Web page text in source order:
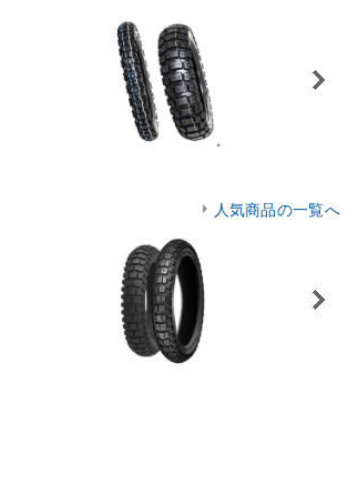
Next
人気商品の一覧へ
Next